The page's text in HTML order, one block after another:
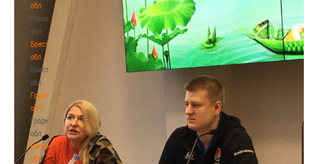
обл
Минская
обл
Брестская
обл
Брестская
обл
Гродненская
обл
Гродненская
обл
Витебская
обл